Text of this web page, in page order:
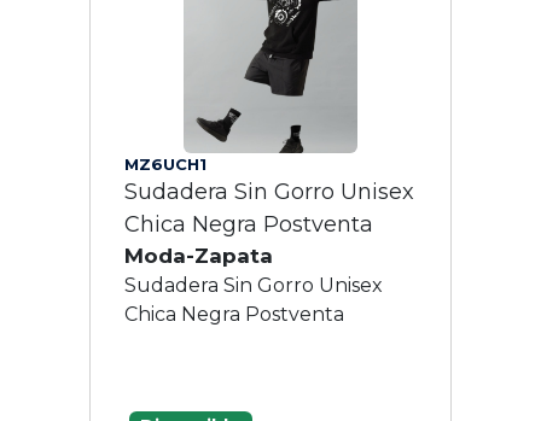
MZ6UCH1
Sudadera Sin Gorro Unisex
Chica Negra Postventa
Moda-Zapata
Sudadera Sin Gorro Unisex
Chica Negra Postventa